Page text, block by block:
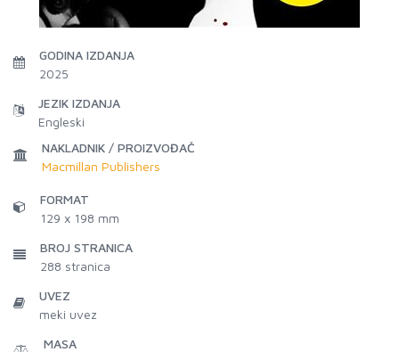
GODINA IZDANJA
2025
JEZIK IZDANJA
Engleski
NAKLADNIK / PROIZVOĐAČ
Macmillan Publishers
FORMAT
129 x 198 mm
BROJ STRANICA
288 stranica
UVEZ
meki uvez
MASA